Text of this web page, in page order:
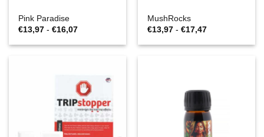
Pink Paradise
€13,97 - €16,07Zakres
€13,97
MushRocks
€13,97 - €17,47Zakres
€13,97